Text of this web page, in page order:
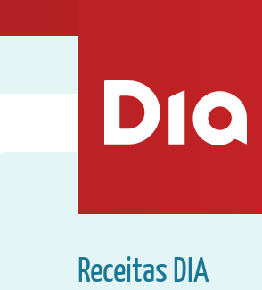
Receitas DIA